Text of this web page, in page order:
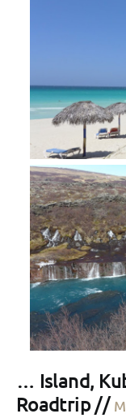
… Island,
Roadtrip //